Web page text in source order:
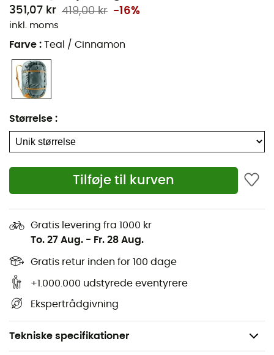
351,07 kr 419,00 kr -16%
inkl. moms
Farve : Teal / Cinnamon
Størrelse :
Tilføje til kurven
Gratis levering fra 1000 kr
To. 27 Aug. - Fr. 28 Aug.
Gratis retur inden for 100 dage
+1.000.000 udstyrede eventyrere
Ekspertrådgivning
Tekniske specifikationer